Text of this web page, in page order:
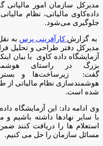
مدیرکل سازمان امور مالیاتی
داده‌کاوی مالیاتی، نظام
جلوگیری می‌شود.
به گزارش کارآفرینی پرس به
مدیرکل دفتر طراحی و تحلیل
آزمایشگاه داده کاوی با بیان
بزرگ در راستای
گفت: زیرساخت‌ها و
هوشمندسازی نظام مالیاتی از
شده است.
وی ادامه داد: این آزمایشگاه
با سایر نهادها داشته
استعلام ها را دریافت کنند
مسائل سازمان را حل می کنیم.